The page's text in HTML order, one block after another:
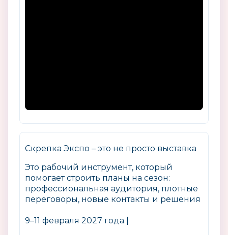
Скрепка Экспо – это не просто выставка
Это рабочий инструмент, который
помогает строить планы на сезон:
профессиональная аудитория, плотные
переговоры, новые контакты и решения
9–11 февраля 2027 года |